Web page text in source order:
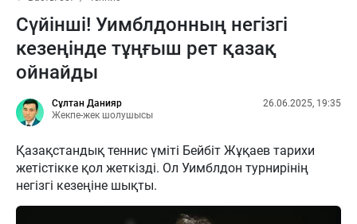
Сүйінші! Уимблдонның негізгі
кезеңінде тұңғыш рет қазақ
ойнайды
Сұлтан Данияр
Жекпе-жек шолушысы
26.06.2025, 19:35
Қазақстандық теннис үміті Бейбіт Жұқаев тарихи
жетістікке қол жеткізді. Ол Уимблдон турнирінің
негізгі кезеңіне шықты.